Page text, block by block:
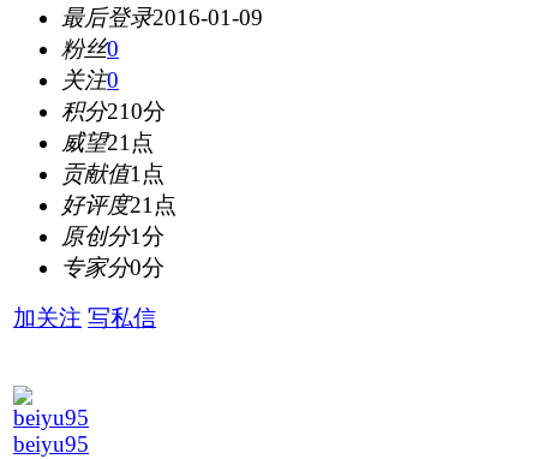
最后登录2016-01-09
粉丝0
关注0
积分210分
威望21点
贡献值1点
好评度21点
原创分1分
专家分0分
加关注 写私信
beiyu95